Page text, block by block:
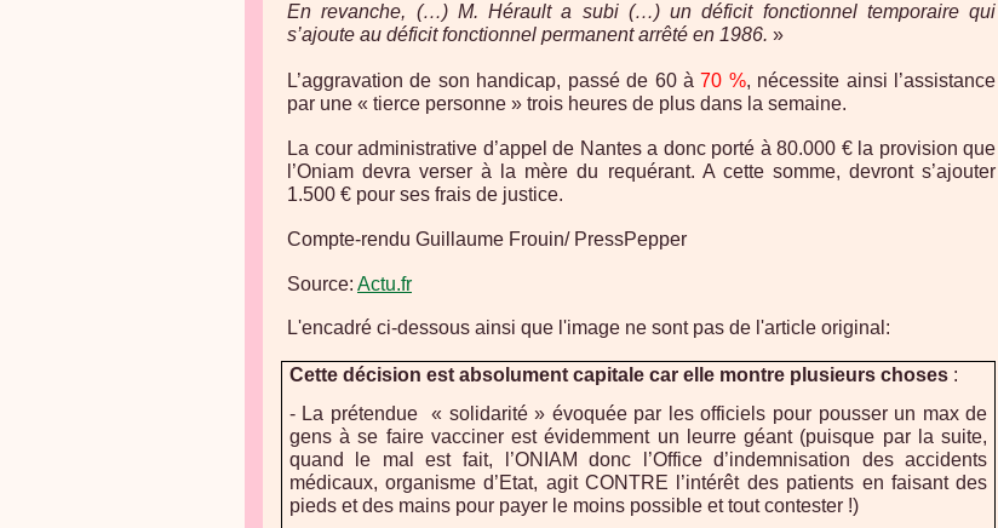
En revanche, (…) M. Hérault a subi (…) un déficit fonctionnel temporaire qui
s’ajoute au déficit fonctionnel permanent arrêté en 1986. »
L’aggravation de son handicap, passé de 60 à70 %, nécessite ainsi l’assistance
par une « tierce personne » trois heures de plus dans la semaine.
La cour administrative d’appel de Nantes a donc porté à 80.000 € la provision que
l’Oniam devra verser à la mère du requérant. A cette somme, devront s’ajouter
1.500 € pour ses frais de justice.
Compte-rendu Guillaume Frouin/ PressPepper
Source: Actu.fr
L'encadré ci-dessous ainsi que l'image ne sont pas de l'article original:
Cette décision est absolument capitale car elle montre plusieurs choses:
- La prétendue « solidarité » évoquée par les officiels pour pousser un max de
gens à se faire vacciner est évidemment un leurre géant (puisque par la suite,
quand le mal est fait, l’ONIAM donc l’Office d’indemnisation des accidents
médicaux, organisme d’Etat, agit CONTRE l’intérêt des patients en faisant des
pieds et des mains pour payer le moins possible et tout contester !)